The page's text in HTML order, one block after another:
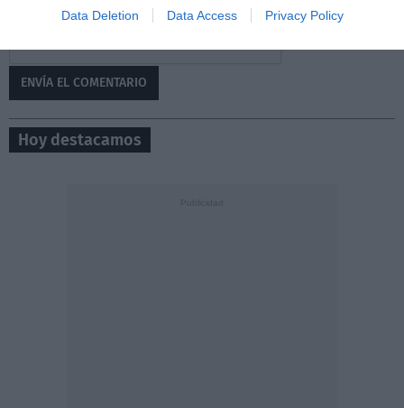
Data Deletion Data Access Privacy Policy
Hoy destacamos